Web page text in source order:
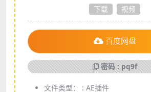
下载
视频
百度网盘
密码 : pq9f
文件类型： : AE插件